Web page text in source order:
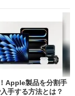
Apple製品を分割手
手する方法とは？